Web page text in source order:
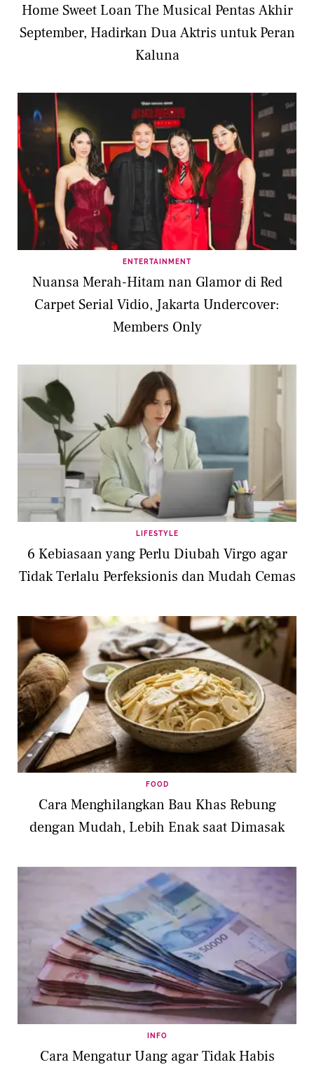
Home Sweet Loan The Musical Pentas Akhir
September, Hadirkan Dua Aktris untuk Peran
Kaluna
ENTERTAINMENT
Nuansa Merah-Hitam nan Glamor di Red
Carpet Serial Vidio, Jakarta Undercover:
Members Only
LIFESTYLE
6 Kebiasaan yang Perlu Diubah Virgo agar
Tidak Terlalu Perfeksionis dan Mudah Cemas
FOOD
Cara Menghilangkan Bau Khas Rebung
dengan Mudah, Lebih Enak saat Dimasak
INFO
Cara Mengatur Uang agar Tidak Habis